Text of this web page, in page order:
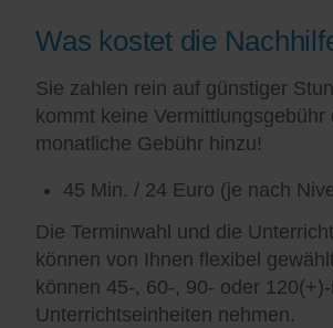
Was kostet die
Sie zahlen rein auf günstiger
kommt keine Vermittlungsgebühr
monatliche Gebühr hinzu!
45 Min. / 24 Euro (je nach
Die Terminwahl und die
können von Ihnen flexibel
können 45-, 60-, 90- oder
Unterrichtseinheiten nehmen.